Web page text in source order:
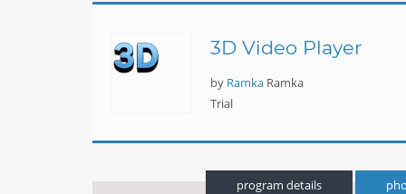
3D Video Player
by Ramka Ramka
Trial
program details